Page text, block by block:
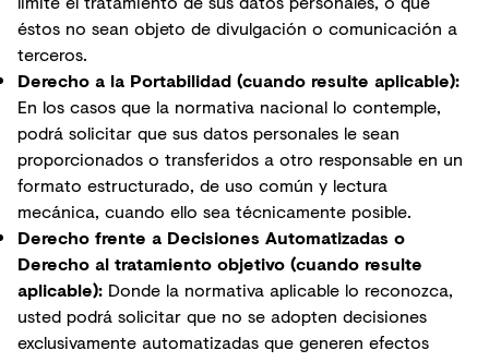
éstos no sean objeto de divulgación o comunicación a
terceros.
Derecho a la Portabilidad (cuando resulte aplicable):
En los casos que la normativa nacional lo contemple,
podrá solicitar que sus datos personales le sean
proporcionados o transferidos a otro responsable en un
formato estructurado, de uso común y lectura
mecánica, cuando ello sea técnicamente posible.
Derecho frente a Decisiones Automatizadas o
Derecho al tratamiento objetivo (cuando resulte
aplicable): Donde la normativa aplicable lo reconozca,
usted podrá solicitar que no se adopten decisiones
exclusivamente automatizadas que generen efectos